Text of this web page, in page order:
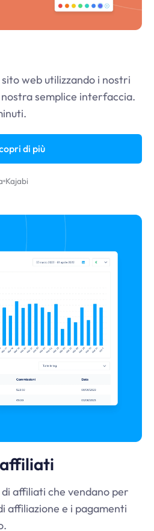
web utilizzando i nostri
semplice interfaccia.
di più
Kajabi
affiliati che vendano per
affiliazione e i pagamenti